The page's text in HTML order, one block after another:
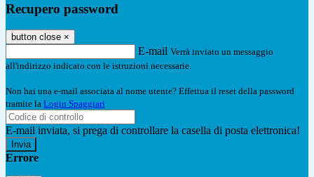
Recupero password
button close ×
E-mail Verrà inviato un messaggio
all'indirizzo indicato con le istruzioni necessarie.
Non hai una e-mail associata al nome utente? Effettua il reset della password
tramite la Login Spaggiari
E-mail inviata, si prega di controllare la casella di posta elettronica!
Errore